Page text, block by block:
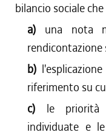
bilancio sociale
a) una nota
rendicontazione
b)
riferimento su
c) le priorità
individuate e